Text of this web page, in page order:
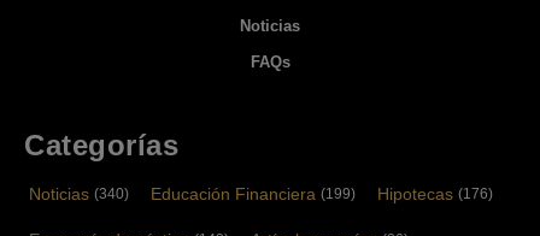
Noticias
FAQs
Categorías
Noticias (340) Educación Financiera (199) Hipotecas (176)